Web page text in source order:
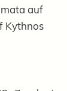
auf
Kythnos